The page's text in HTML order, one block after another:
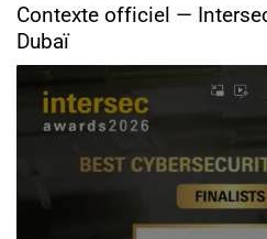
Contexte officiel —
Dubaï